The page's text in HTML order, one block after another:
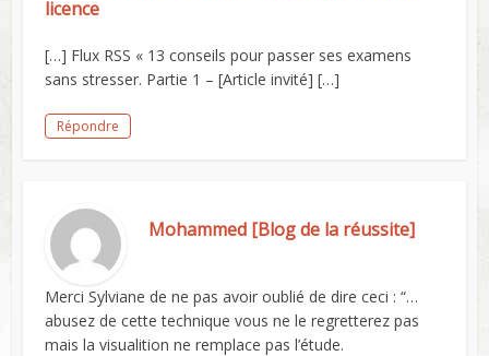
licence
[…] Flux RSS « 13 conseils pour passer ses examens
sans stresser. Partie 1 – [Article invité] […]
Répondre
Mohammed [Blog de la réussite]
Merci Sylviane de ne pas avoir oublié de dire ceci : “…
abusez de cette technique vous ne le regretterez pas
mais la visualition ne remplace pas l’étude.